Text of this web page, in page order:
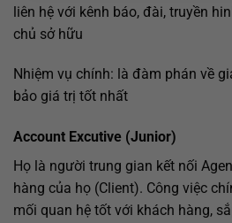
liên hệ với kênh báo, đài, truyền
chủ sở hữu
Nhiệm vụ chính: là đàm phán về
bảo giá trị tốt nhất
Account Excutive (Junior)
Họ là người trung gian kết nối
hàng của họ (Client). Công việc
mối quan hệ tốt với khách hàng,